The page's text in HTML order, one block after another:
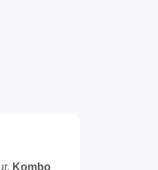
Kombo